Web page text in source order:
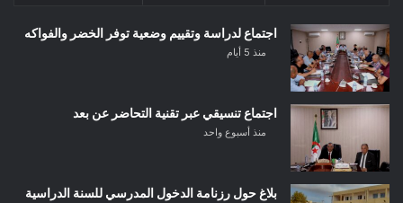
اجتماع لدراسة وتقييم وضعية توفر الخضر والفواكه
منذ 5 أيام
اجتماع تنسيقي عبر تقنية التحاضر عن بعد
منذ أسبوع واحد
بلاغ حول رزنامة الدخول المدرسي للسنة الدراسية